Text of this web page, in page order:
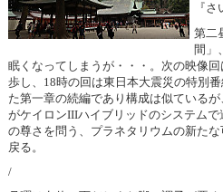
『
第二
間」
眠くなってしまうが・・・。次の映像
歩し、18時の回は東日本大震災の特別番
た第一章の続編であり構成は似ている
がケイロンIIIハイブリッドのシステム
の尊さを問う、プラネタリウムの新た
戻る。
/